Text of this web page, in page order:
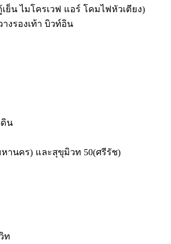
ย็น ไมโครเวฟ แอร์ โคมไฟหัวเตียง)
งรองเท้า บิวท์อิน
ดิน
านคร) และสุขุมิวท 50(ศรีรัช)
ท